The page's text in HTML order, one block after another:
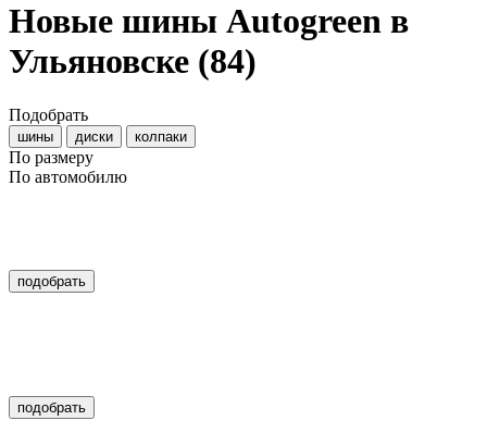
Новые шины Autogreen в
Ульяновске (84)
Подобрать
шины диски колпаки
По размеру
По автомобилю
подобрать
подобрать